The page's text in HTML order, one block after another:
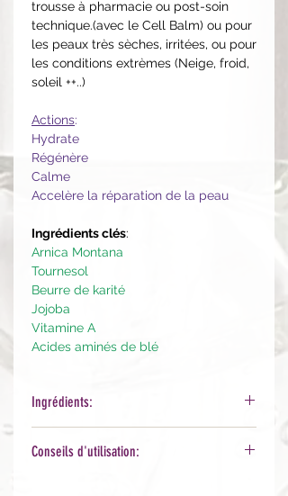
trousse à pharmacie ou post-soin
technique.(avec le Cell Balm) ou pour
les peaux très sèches, irritées, ou pour
les conditions extrèmes (Neige, froid,
soleil ++..)
Actions:
Hydrate
Régénère
Calme
Accelère la réparation de la peau
Ingrédients clés:
Arnica Montana
Tournesol
Beurre de karité
Jojoba
Vitamine A
Acides aminés de blé
Ingrédients:
(Sunflower) Seed Oil, Arnica
Conseils d'utilisation: